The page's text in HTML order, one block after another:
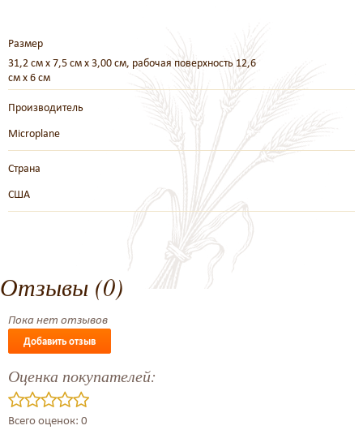
Размер
31,2 см х 7,5 см х 3,00 см, рабочая поверхность 12,6
см х 6 см
Производитель
Microplane
Страна
США
Отзывы (0)
Пока нет отзывов
Добавить отзыв
Оценка покупателей:
Всего оценок: 0